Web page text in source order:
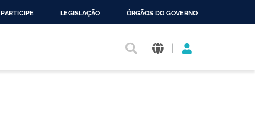
PARTICIPE LEGISLAÇÃO ÓRGÃOS DO GOVERNO
|